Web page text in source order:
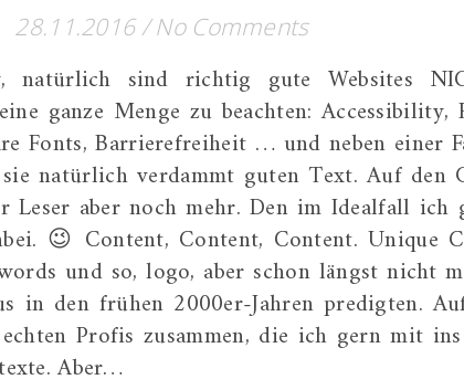
28.11.2016 / No Comments
natürlich sind richtig gute Websites
ganze Menge zu beachten: Accessibility,
Fonts, Barrierefreiheit … und neben einer
natürlich verdammt guten Text. Auf den
Leser aber noch mehr. Den im Idealfall ich
😉 Content, Content, Content. Unique
und so, logo, aber schon längst nicht
in den frühen 2000er-Jahren predigten.
Profis zusammen, die ich gern mit
Aber…